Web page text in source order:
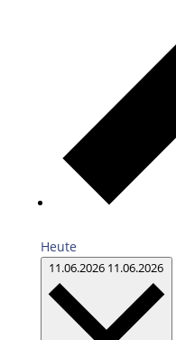
Heute
11.06.2026 11.06.2026